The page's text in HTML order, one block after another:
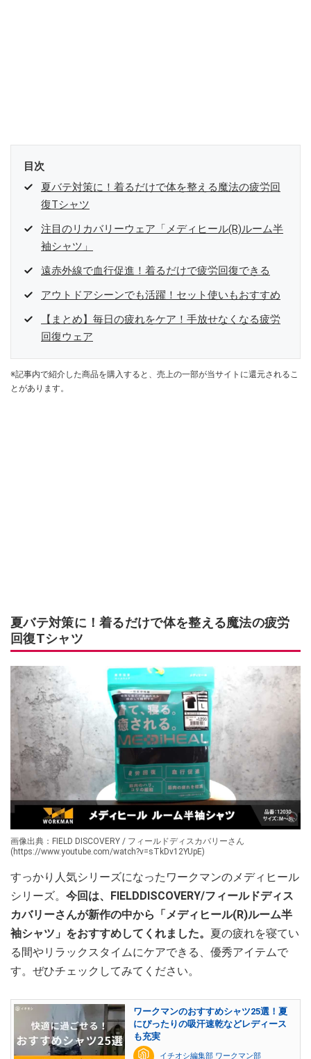
目次
夏バテ対策に！着るだけで体を整える魔法の疲労回
復Tシャツ
注目のリカバリーウェア「メディヒール(R)ルーム半
袖シャツ」
遠赤外線で血行促進！着るだけで疲労回復できる
アウトドアシーンでも活躍！セット使いもおすすめ
【まとめ】毎日の疲れをケア！手放せなくなる疲労
回復ウェア
※記事内で紹介した商品を購入すると、売上の一部が当サイトに還元されるこ
とがあります。
夏バテ対策に！着るだけで体を整える魔法の疲労
回復Tシャツ
画像出典：FIELD DISCOVERY / フィールドディスカバリーさん
(https://www.youtube.com/watch?v=sTkDv12YUpE)
すっかり人気シリーズになったワークマンのメディヒール
シリーズ。 今回は、FIELDDISCOVERY/フィールドディス
カバリーさんが新作の中から「メディヒール(R)ルーム半
袖シャツ」をおすすめしてくれました。 夏の疲れを寝てい
る間やリラックスタイムにケアできる、優秀アイテムで
す。ぜひチェックしてみてください。
ワークマンのおすすめシャツ25選！夏
にぴったりの吸汗速乾などレディース
も充実
イチオシ編集部 ワークマン部